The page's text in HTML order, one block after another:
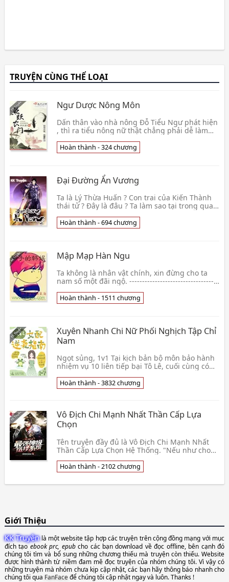
TRUYỆN CÙNG THỂ LOẠI
Ngư Dược Nông Môn
Dấn thân vào nhà nông Đỗ Tiểu Ngư phát hiện
, thì ra tiểu nông nữ thật chẳng phải dễ làm
thịt p👦 Phong Cửu Lam
Hoàn thành - 324 chương
Đại Đường Ẩn Vương
Ta là Lý Thừa Huấn ? Con trai của Kiến Thành
thái tử ? Đây là đâu ? Ta làm sao tại trong quan
👦 Muội Muội Hầu
Hoàn thành - 694 chương
Mập Mạp Hàn Ngu
Ta không là nhân vật chính, xin đừng cho ta
nam số một đãi ngộ. -----------------------------------
Mạp Thích Ăn Hầm Đậu Giác
Hoàn thành - 1511 chương
Xuyên Nhanh Chi Nữ Phối Nghịch Tập Chỉ
Nam
Ngọt sủng, 1v1 Tại kịch bản bộ môn bảo hành
nhiệm vụ 10 liên tiếp bại Tô Lê, cuối cùng có
xong v👦 Thanh Hành Huỳnh Thảo
Hoàn thành - 3832 chương
Vô Địch Chi Mạnh Nhất Thần Cấp Lựa
Chọn
Tên truyện đầy đủ là Vô Địch Chi Mạnh Nhất
Thần Cấp Lựa Chọn Hệ Thống. "Nếu như cho
ngươi một cái cơ hội lựa chọn lần nữa bắt đầu,
ngươi sẽ 👦 Khiêu Vũ Đích Sỏa Miêu
Hoàn thành - 2102 chương
Giới Thiệu
KK Truyệnlà một website tập hợp các truyện trên cộng đồng mạng với mục
đích tạo ebook prc, epubcho các bạn download về đọc offline, bên cạnh đó
chúng tôi tìm và bổ sung những chương thiếu mà truyện còn thiếu. Website
được hình thành từ niềm đam mê đọc truyện của nhóm chúng tôi. Vì vậy có
những truyện mà nhóm chưa kịp cập nhật, các bạn hãy thông báo nhanh cho
chúng tôi qua FanFaceđể chúng tôi cập nhật ngay và luôn. Thanks !